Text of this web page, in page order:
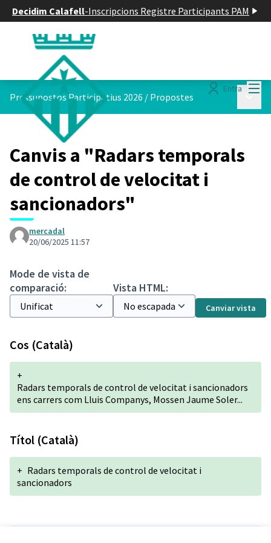
Decidim Calafell-Inscripcions Registre Participants PAM
Entra
Pressupostos Participatius 2026 / Propostes
Canvis a "Radars temporals
de control de velocitat i
sancionadors"
mercadal
20/06/2025 11:57
Mode de vista de
comparació:
Vista HTML:
Canviar vista
Cos (Català)
+
Radars temporals de control de velocitat i sancionadors
ens carrers com Lluis Companys, Mossen Jaume Soler...
Títol (Català)
+ Radars temporals de control de velocitat i
sancionadors